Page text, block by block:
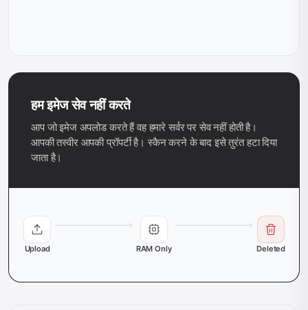
हम इमेज सेव नहीं करते
आप जो इमेज अपलोड करते हैं वह हमारे सर्वर पर सेव नहीं होती है।
आपकी तस्वीर आपकी प्रॉपर्टी है। स्कैन करने के बाद इसे तुरंत हटा दिया
जाता है।
Upload RAM Only Deleted